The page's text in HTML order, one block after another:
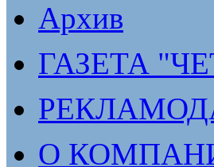
Архив
ГАЗЕТА
О